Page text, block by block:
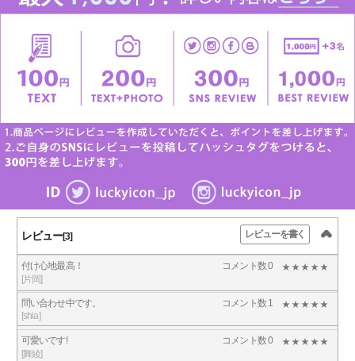
レビュー[3]
付け心地最高！
[片岡]
コメント数 0
問い合わせ中です。
[shia]
コメント数 1
可愛いです!
[舞綾]
コメント数 0
レビューを書く